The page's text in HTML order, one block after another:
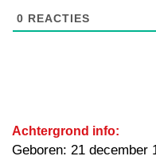
0 REACTIES
Achtergrond info:
Geboren: 21 december